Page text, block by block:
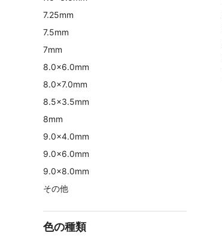
7.25mm
7.5mm
7mm
8.0×6.0mm
8.0×7.0mm
8.5×3.5mm
8mm
9.0×4.0mm
9.0×6.0mm
9.0×8.0mm
その他
色の種類